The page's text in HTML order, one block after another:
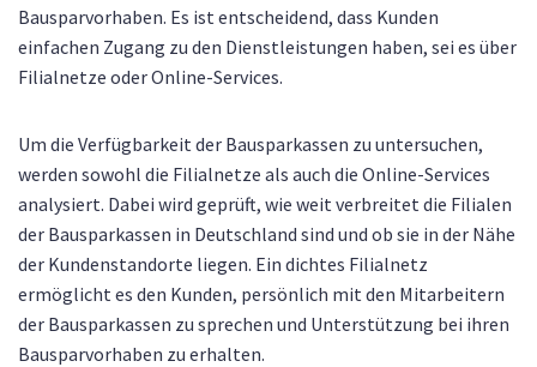
Bausparvorhaben. Es ist entscheidend, dass Kunden
einfachen Zugang zu den Dienstleistungen haben, sei es über
Filialnetze oder Online-Services.
Um die Verfügbarkeit der Bausparkassen zu untersuchen,
werden sowohl die Filialnetze als auch die Online-Services
analysiert. Dabei wird geprüft, wie weit verbreitet die Filialen
der Bausparkassen in Deutschland sind und ob sie in der Nähe
der Kundenstandorte liegen. Ein dichtes Filialnetz
ermöglicht es den Kunden, persönlich mit den Mitarbeitern
der Bausparkassen zu sprechen und Unterstützung bei ihren
Bausparvorhaben zu erhalten.